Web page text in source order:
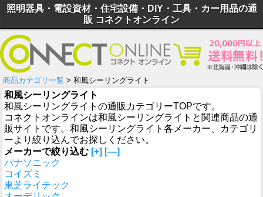
照明器具・電設資材・住宅設備・DIY・工具・カー用品の通
販 コネクトオンライン
商品カテゴリ一覧 > 和風シーリングライト
和風シーリングライト
和風シーリングライトの通販カテゴリーTOPです。
コネクトオンラインは和風シーリングライトと関連商品の通
販サイトです。和風シーリングライト各メーカー、カテゴリ
ーより絞り込んでお探しください。
メーカーで絞り込む [+] [—]
パナソニック
コイズミ
東芝ライテック